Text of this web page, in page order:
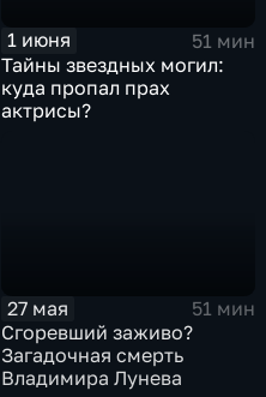
1 июня
51 мин
Тайны звездных могил:
куда пропал прах
актрисы?
27 мая
51 мин
Сгоревший заживо?
Загадочная смерть
Владимира Лунева